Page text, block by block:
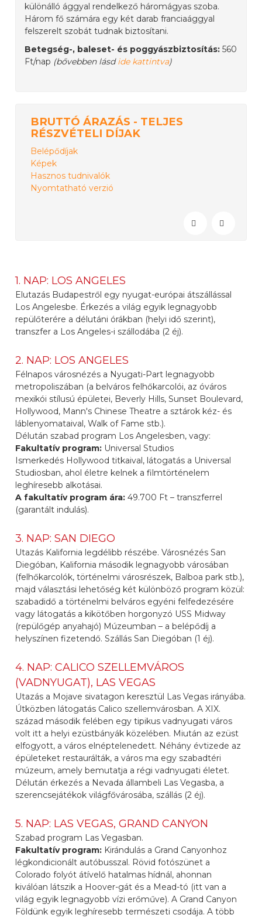
különálló ággyal rendelkező háromágyas szoba.
Három fő számára egy két darab franciaággyal
felszerelt szobát tudnak biztosítani.
Betegség-, baleset- és poggyászbiztosítás: 560
Ft/nap (bővebben lásdide kattintva)
BRUTTÓ ÁRAZÁS - TELJES
RÉSZVÉTELI DÍJAK
Belépődíjak
Képek
Hasznos tudnivalók
Nyomtatható verzió
1. NAP: LOS ANGELES
Elutazás Budapestről egy nyugat-európai átszállással
Los Angelesbe. Érkezés a világ egyik legnagyobb
repülőterére a délutáni órákban (helyi idő szerint),
transzfer a Los Angeles-i szállodába (2 éj).
2. NAP: LOS ANGELES
Félnapos városnézés a Nyugati-Part legnagyobb
metropoliszában (a belváros felhőkarcolói, az óváros
mexikói stílusú épületei, Beverly Hills, Sunset Boulevard,
Hollywood, Mann's Chinese Theatre a sztárok kéz- és
láblenyomataival, Walk of Fame stb.).
Délután szabad program Los Angelesben, vagy:
Fakultatív program: Universal Studios
Ismerkedés Hollywood titkaival, látogatás a Universal
Studiosban, ahol életre kelnek a filmtörténelem
leghíresebb alkotásai.
A fakultatív program ára:49.700 Ft – transzferrel
(garantált indulás).
3. NAP: SAN DIEGO
Utazás Kalifornia legdélibb részébe. Városnézés San
Diegóban, Kalifornia második legnagyobb városában
(felhőkarcolók, történelmi városrészek, Balboa park stb.),
majd választási lehetőség két különböző program közül:
szabadidő a történelmi belváros egyéni felfedezésére
vagy látogatás a kikötőben horgonyzó USS Midway
(repülőgép anyahajó) Múzeumban – a belépődíj a
helyszínen fizetendő. Szállás San Diegóban (1 éj).
4. NAP: CALICO SZELLEMVÁROS
(VADNYUGAT), LAS VEGAS
Utazás a Mojave sivatagon keresztül Las Vegas irányába.
Útközben látogatás Calico szellemvárosban. A XIX.
század második felében egy tipikus vadnyugati város
volt itt a helyi ezüstbányák közelében. Miután az ezüst
elfogyott, a város elnéptelenedett. Néhány évtizede az
épületeket restaurálták, a város ma egy szabadtéri
múzeum, amely bemutatja a régi vadnyugati életet.
Délután érkezés a Nevada állambeli Las Vegasba, a
szerencsejátékok világfővárosába, szállás (2 éj).
5. NAP: LAS VEGAS, GRAND CANYON
Szabad program Las Vegasban.
Fakultatív program: Kirándulás a Grand Canyonhoz
légkondicionált autóbusszal. Rövid fotószünet a
Colorado folyót átívelő hatalmas hídnál, ahonnan
kiválóan látszik a Hoover-gát és a Mead-tó (itt van a
világ egyik legnagyobb vízi erőműve). A Grand Canyon
Földünk egyik leghíresebb természeti csodája. A több